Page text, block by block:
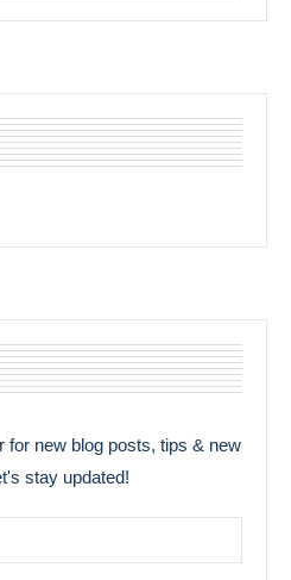
for new blog posts, tips & new
stay updated!